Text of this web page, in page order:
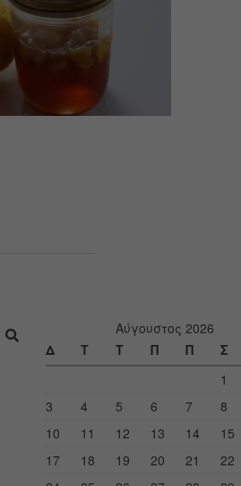
Αύγουστος 2026
Δ
Τ Τ Π Π Σ
1
3
4 5 6 7 8
10
11 12 13 14 15
17
18 19 20 21 22